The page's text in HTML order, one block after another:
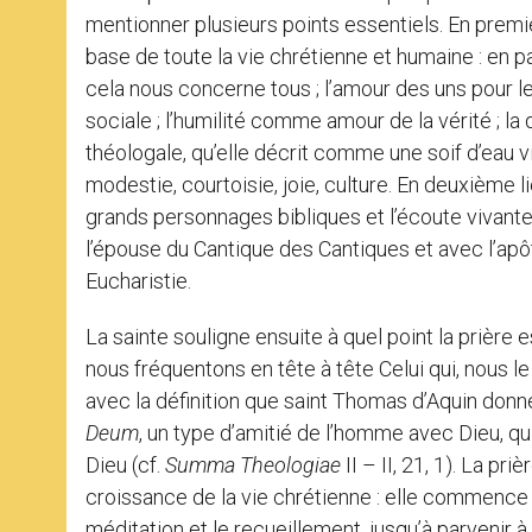
mentionner plusieurs points essentiels. En
base de toute la vie chrétienne et humaine : en
cela nous concerne tous ; l’amour des uns
sociale ; l’humilité comme amour de la vérité ;
théologale, qu’elle décrit comme une soif
modestie, courtoisie, joie, culture. En deuxième
grands personnages bibliques et l’écoute
l’épouse du Cantique des Cantiques et avec
Eucharistie.
La sainte souligne ensuite à quel point la prière
nous fréquentons en tête à tête Celui qui, nous
avec la définition que saint Thomas d’Aquin
Deum, un type d’amitié de l’homme avec Dieu,
Dieu (cf. Summa Theologiae II – II, 21, 1). La
croissance de la vie chrétienne : elle